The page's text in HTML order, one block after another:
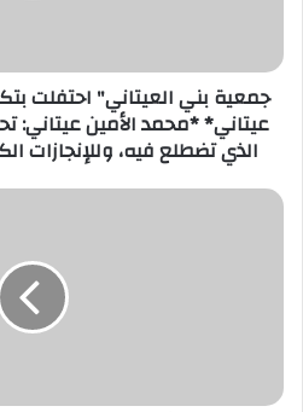
جمعية بني العيتاني" احتفلت
عيتاني* *محمد الأمين عيتاني:
الذي تضطلع فيه، وللإنجازات